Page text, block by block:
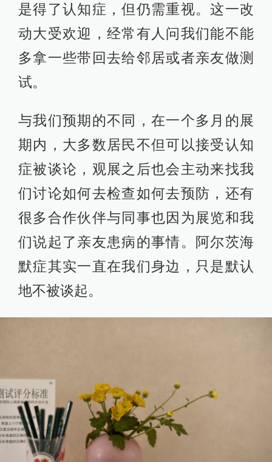
是得了认知症，但仍需重视。这一改
动大受欢迎，经常有人问我们能不能
多拿一些带回去给邻居或者亲友做测
试。
与我们预期的不同，在一个多月的展
期内，大多数居民不但可以接受认知
症被谈论，观展之后也会主动来找我
们讨论如何去检查如何去预防，还有
很多合作伙伴与同事也因为展览和我
们说起了亲友患病的事情。阿尔茨海
默症其实一直在我们身边，只是默认
地不被谈起。